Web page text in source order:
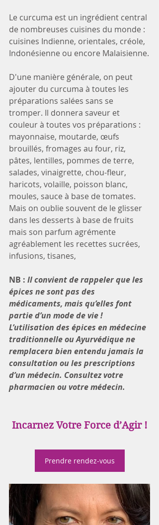
Le curcuma est un ingrédient central
de nombreuses cuisines du monde :
cuisines Indienne, orientales, créole,
Indonésienne ou encore Malaisienne.
D'une manière générale, on peut
ajouter du curcuma à toutes les
préparations salées sans se
tromper. Il donnera saveur et
couleur à toutes vos préparations :
mayonnaise, moutarde, œufs
brouillés, fromages au four, riz,
pâtes, lentilles, pommes de terre,
salades, vinaigrette, chou-fleur,
haricots, volaille, poisson blanc,
moules, sauce à base de tomates.
Mais on oublie souvent de le glisser
dans les desserts à base de fruits
mais son parfum agrémente
agréablement les recettes sucrées,
infusions, tisanes,
NB : Il convient de rappeler que les
épices ne sont pas des
médicaments, mais qu’elles font
partie d’un mode de vie !
L’utilisation des épices en médecine
traditionnelle ou Ayurvédique ne
remplacera bien entendu jamais la
consultation ou les prescriptions
d’un médecin. Consultez votre
pharmacien ou votre médecin.
Incarnez Votre Force d’Agir !
Prendre rendez-vous